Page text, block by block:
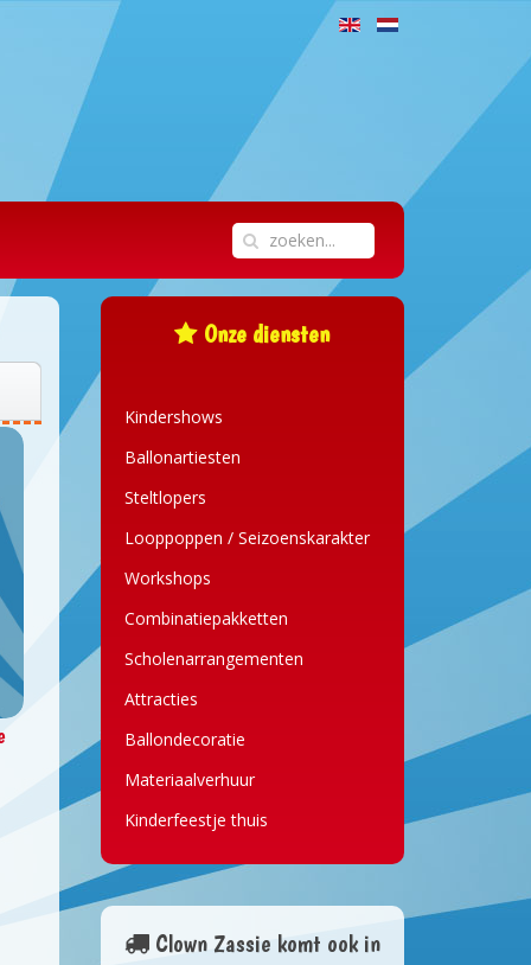
Onze diensten
Kindershows
Ballonartiesten
Steltlopers
Looppoppen / Seizoenskarakter
Workshops
Combinatiepakketten
Scholenarrangementen
Attracties
Ballondecoratie
Materiaalverhuur
Kinderfeestje thuis
Clown Zassie komt ook in